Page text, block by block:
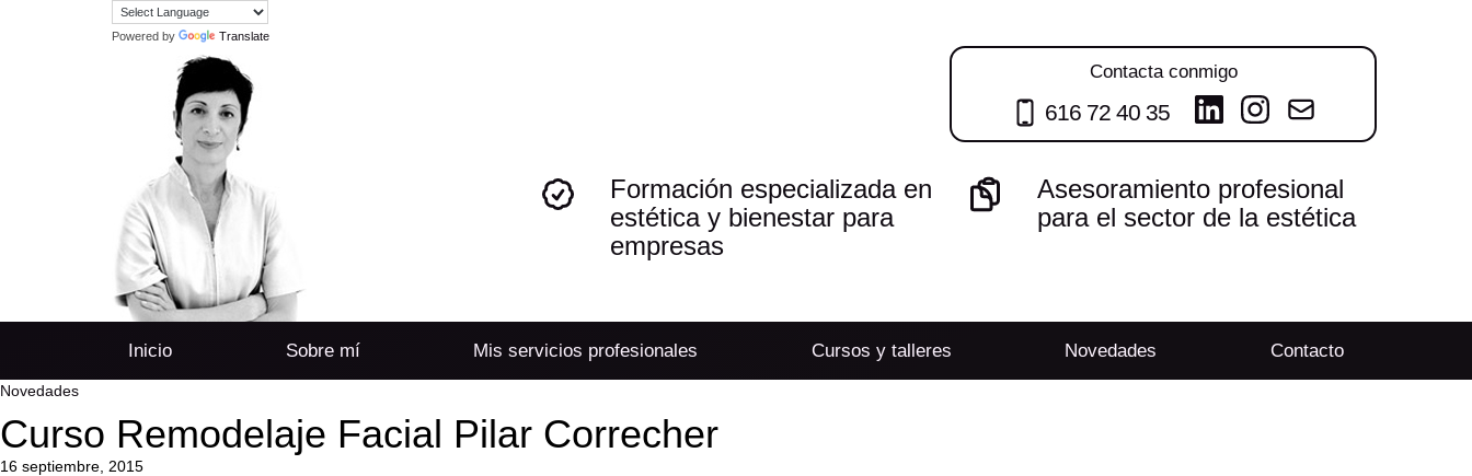
Powered by Translate
Contacta conmigo
616 72 40 35
Formación especializada en
estética y bienestar para
empresas
Asesoramiento profesional
para el sector de la estética
Inicio Sobre mí Mis servicios profesionales Cursos y talleres Novedades Contacto
Novedades
Curso Remodelaje Facial Pilar Correcher
16 septiembre, 2015